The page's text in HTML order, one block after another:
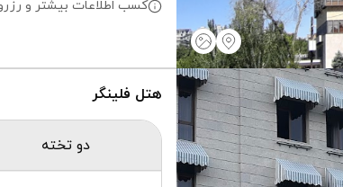
کسب اطلاعات بیشتر و
هتل فلینگر
دو تخته